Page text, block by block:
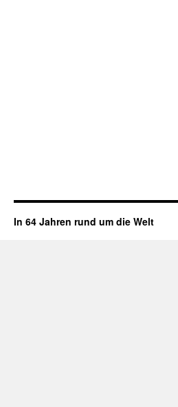
In 64 Jahren rund um die Welt